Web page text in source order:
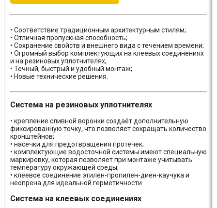
• Соответствие традиционным архитектурным стилям;
• Отличная пропускная способность;
• Сохранение свойств и внешнего вида с течением времени;
• Огромный выбор комплектующих на клеевых соединениях
и на резиновых уплотнителях;
• Точный, быстрый и удобный монтаж;
• Новые технические решения.
Система на резиновых уплотнителях
• крепление сливной воронки создаёт дополнительную
фиксированную точку, что позволяет сокращать количество
кронштейнов;
• насечки для предотвращения протечек;
• комплектующие водосточной системы имеют специальную
маркировку, которая позволяет при монтаже учитывать
температуру окружающей среды;
• клеевое соединение этилен-пропилен-диен-каучука и
неопрена для идеальной герметичности.
Система на клеевых соединениях